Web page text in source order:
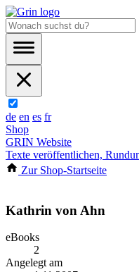
de en es fr
Shop
GRIN Website
Texte veröffentlichen,
Zur Shop-Startseite
Kathrin von Ahn
eBooks
2
Angelegt am